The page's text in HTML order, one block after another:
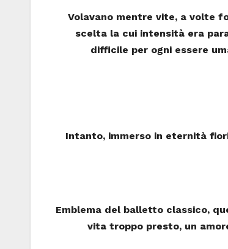
Volavano mentre vite, a volte
scelta la cui intensità era
difficile per ogni essere
Intanto, immerso in eternità
Emblema del balletto classico,
vita troppo presto, un